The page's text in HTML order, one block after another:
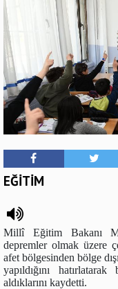
EĞİTİM
Millî Eğitim Bakanı
depremler olmak üzere
afet bölgesinden bölge
yapıldığını
aldıklarını kaydetti.